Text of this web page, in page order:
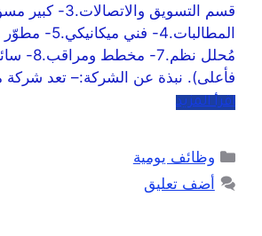
قسم التسويق
مُحلل
فأعلى). نبذة عن الشركة:– تعد شركة
اقرأ المزيد
وظائف يومية
أضف تعليق